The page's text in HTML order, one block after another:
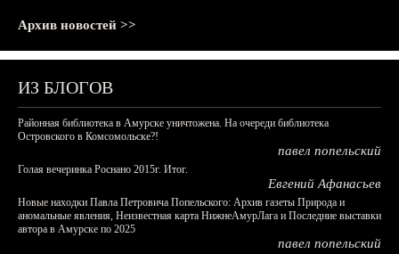
Архив новостей >>
ИЗ БЛОГОВ
Районная библиотека в Амурске уничтожена. На очереди библиотека
Островского в Комсомольске?!
павел попельский
Голая вечеринка Роснано 2015г. Итог.
Евгений Афанасьев
Новые находки Павла Петровича Попельского: Архив газеты Природа и
аномальные явления, Неизвестная карта НижнеАмурЛага и Последние выставки
автора в Амурске по 2025
павел попельский